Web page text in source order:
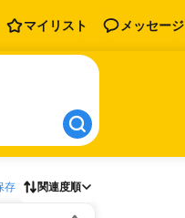
マイリスト メッセージ
存 関連度順